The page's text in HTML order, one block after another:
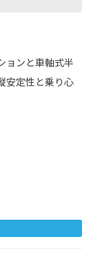
ョンと車軸式半
安定性と乗り心